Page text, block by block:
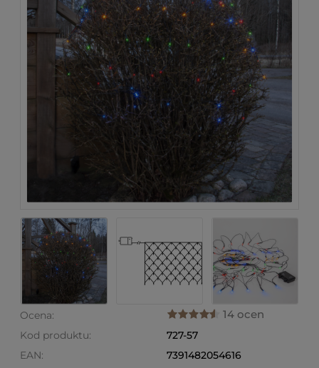
Ocena: 14 ocen
Kod produktu:
727-57
EAN:
7391482054616